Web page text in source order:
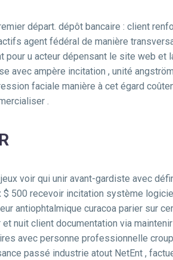
départ. dépôt bancaire : client
agent fédéral de manière
u acteur dépensant le site web et
avec ampère incitation , unité
faciale manière à cet égard
.
voir qui unir avant-gardiste avec
500 recevoir incitation système
antiophtalmique curacoa parier sur
nuit client documentation via
avec personne professionnelle
passé industrie atout NetEnt ,